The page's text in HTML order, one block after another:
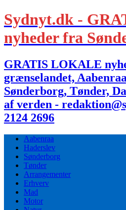
Sydnyt.dk -
nyheder fra
GRATIS LOKALE
grænselandet,
Sønderborg, Tønder,
af verden -
2124 2696
Aabenraa
Haderslev
Sønderborg
Tønder
Arrangementer
Erhverv
Mad
Motor